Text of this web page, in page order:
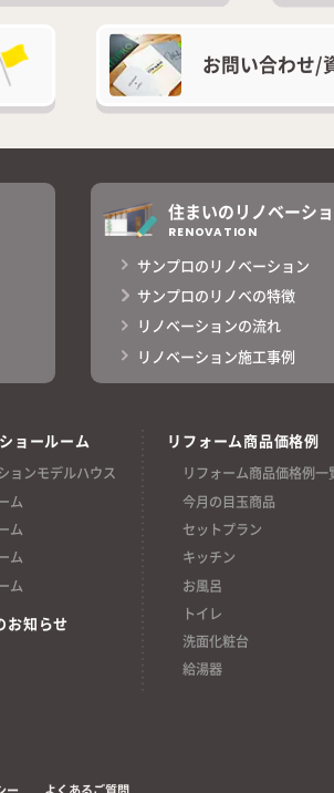
お問い合わせ/
住まいのリノベーシ
RENOVATION
サンプロのリノベーション
サンプロのリノベの特徴
リノベーションの流れ
リノベーション施工事例
ョールーム
ョンモデルハウス
ム
ム
ム
ム
お知らせ
リフォーム商品価格例
リフォーム商品価格例一
今月の目玉商品
セットプラン
キッチン
お風呂
トイレ
洗面化粧台
給湯器